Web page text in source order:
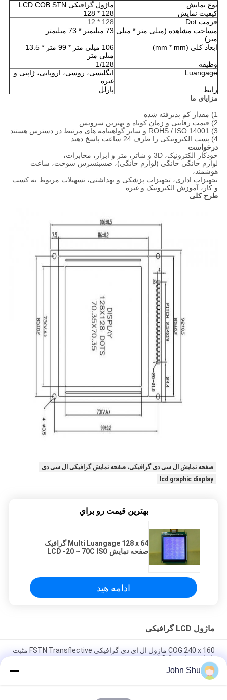
نوع نمایش
ماژول گرافیکی LCD COB STN
کیفیت نمایش
128 * 128
فرمت Dot
128 * 12
مساحت مشاهده (میلی متر * میلی
متر)
73 میلیمتر * 73 میلیمتر
ابعاد کلی (mm * mm) 106
میلی متر * 99 متر * 13.5
میلی متر
وظیفه
1/128
Luangage
انگلیسی، روسی، اروپایی، ژاپنی و
غیره
رابط
پارلل
مزایای ما
1) مقدار کم پذیرفته شده
2) قیمت رقابتی و زمان کوتاه و بهترین سرویس
3) ROHS / ISO 14001 و سایر گواهینامه های مرتبط در دسترس هستند
4) پست الکترونیکی را ظرف 24 ساعت پاسخ دهید
درخواست
خودکار الکترونیک، 3D و شاتر، متر و ابزار، مخابرات،
لوازم خانگی خانگی (لوازم خانگی)، ضسبنسرس سوخت، ساعت
هوشمند،
تجهیزات اداری، تجهیزات پزشکی و بهداشتی، تسهیلات مربوط به کسب
و کار، آموزش الکترونیک و غیره
طرح کلی
صفحه نمایش ال سی دی گرافیکی، صفحه نمایش گرافیکی ال سی دی
lcd graphic display
بهترين قيمت رو براي
Multi Luangage 128 x 64 گرافیک
صفحه نمایش LCD -20 ~ 70C ISO
ادامه هید
ماژول LCD گرافیکی
COG 240 x 160 ماژول ال ای دی گرافیکی FSTN Transflective مثبت
با زاویه ساعت 6 O '
گرافیکی LCD
John Shu